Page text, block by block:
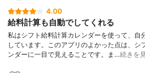
4.00
給料計算も自動でしてくれる
私はシフト給料計算カレンダーを使って、自
しています。このアプリのよかった点は、シ
ンダーに一目で見えることです。ま…続きを